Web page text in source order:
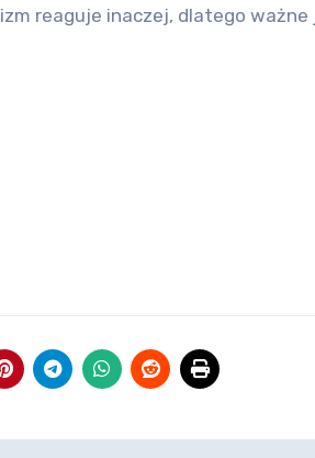
reaguje inaczej, dlatego